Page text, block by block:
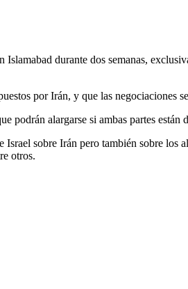
durante dos semanas,
por Irán, y que las negociaciones
podrán alargarse si ambas partes están
sobre Irán pero también sobre los
otros.